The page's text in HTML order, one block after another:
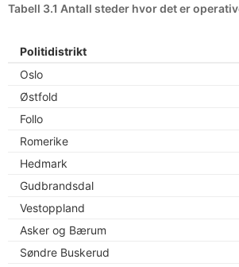
Tabell 3.1 Antall steder hvor det er
Politidistrikt
Oslo
Østfold
Follo
Romerike
Hedmark
Gudbrandsdal
Vestoppland
Asker og Bærum
Søndre Buskerud